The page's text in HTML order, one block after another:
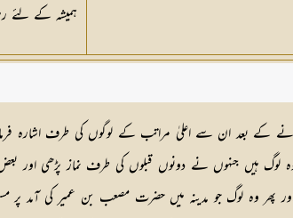
ہمیشہ کے لئے
کے بعد ان سے اعلیٰ مراتب کے لوگوں کی طرف اشارہ
ہیں جنہوں نے دونوں قبلوں کی طرف نماز پڑھی
وہ لوگ جو مدینہ میں حضرت مصعب بن عمیر کی آمد پر